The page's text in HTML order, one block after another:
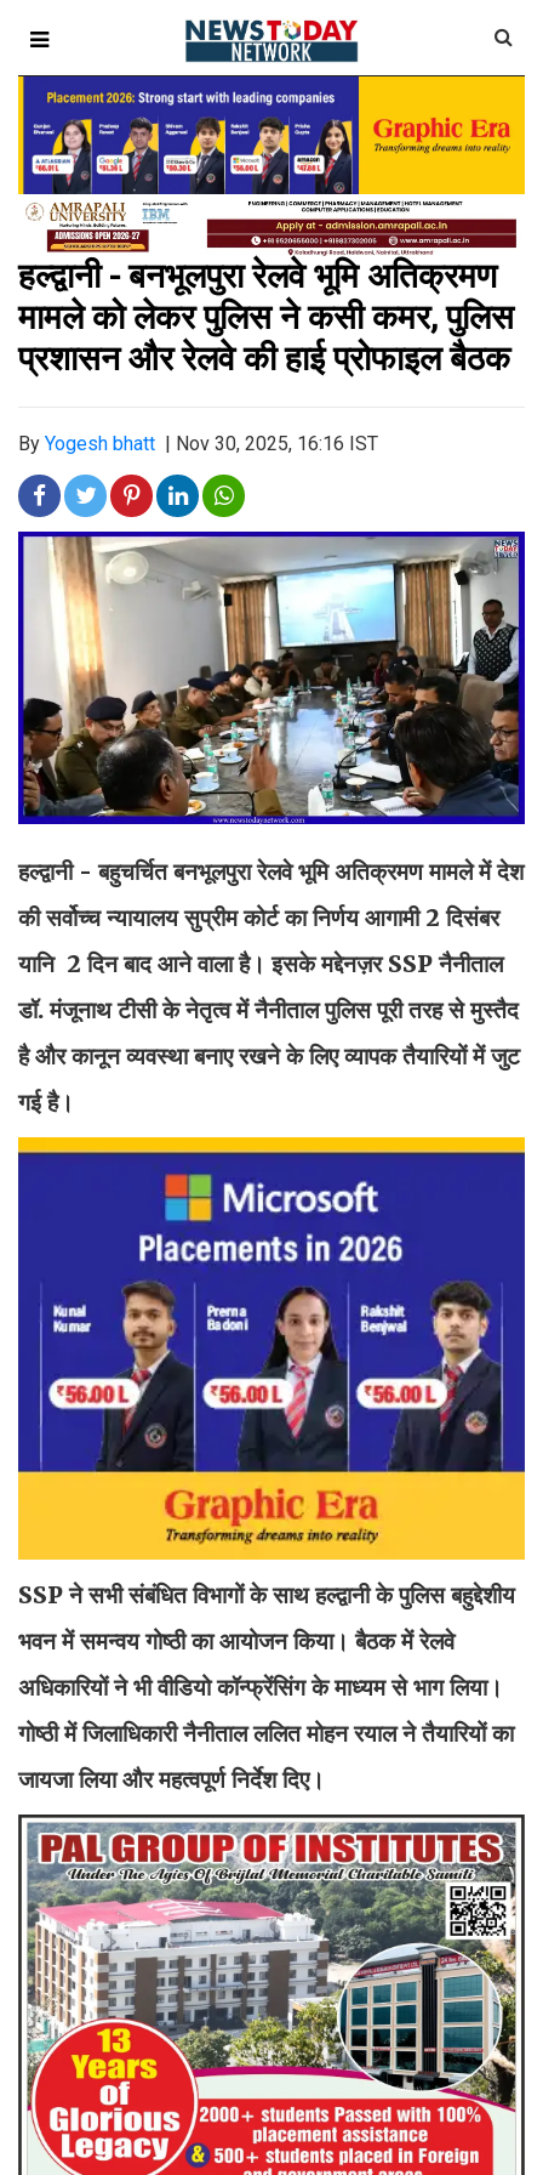
हल्द्वानी - बनभूलपुरा रेलवे भूमि अतिक्रमण
मामले को लेकर पुलिस ने कसी कमर, पुलिस
प्रशासन और रेलवे की हाई प्रोफाइल बैठक
By Yogesh bhatt Nov 30, 2025, 16:16 IST
हल्द्वानी - बहुचर्चित बनभूलपुरा रेलवे भूमि अतिक्रमण मामले में देश
की सर्वोच्च न्यायालय सुप्रीम कोर्ट का निर्णय आगामी 2 दिसंबर
यानि 2 दिन बाद आने वाला है। इसके मद्देनज़र SSP नैनीताल
डॉ. मंजूनाथ टीसी के नेतृत्व में नैनीताल पुलिस पूरी तरह से मुस्तैद
है और कानून व्यवस्था बनाए रखने के लिए व्यापक तैयारियों में जुट
गई है।
SSP ने सभी संबंधित विभागों के साथ हल्द्वानी के पुलिस बहुद्देशीय
भवन में समन्वय गोष्ठी का आयोजन किया। बैठक में रेलवे
अधिकारियों ने भी वीडियो कॉन्फ्रेंसिंग के माध्यम से भाग लिया।
गोष्ठी में जिलाधिकारी नैनीताल ललित मोहन रयाल ने तैयारियों का
जायजा लिया और महत्वपूर्ण निर्देश दिए।